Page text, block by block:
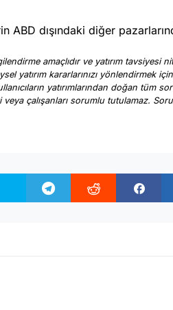
ABD dışındaki diğer
amaçlıdır ve yatırım tavsiyesi
yatırım kararlarınızı yönlendirmek için
yatırımlarından doğan tüm
çalışanları sorumlu tutulamaz.